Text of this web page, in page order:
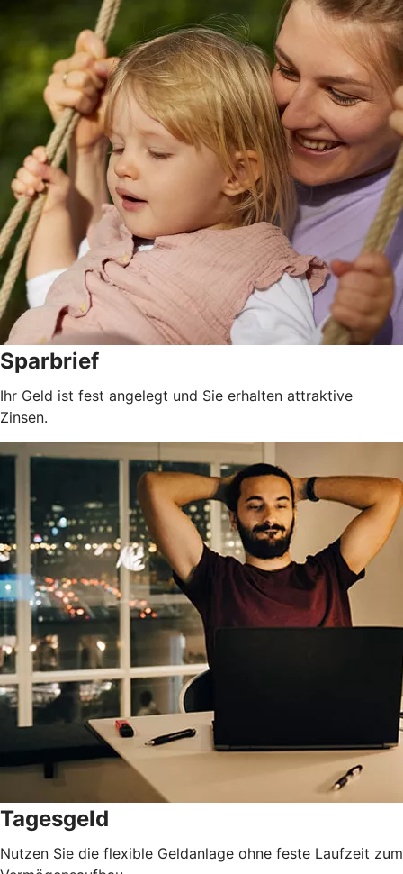
Sparbrief
Ihr Geld ist fest angelegt und Sie erhalten attraktive
Zinsen.
Tagesgeld
Nutzen Sie die flexible Geldanlage ohne feste Laufzeit zum